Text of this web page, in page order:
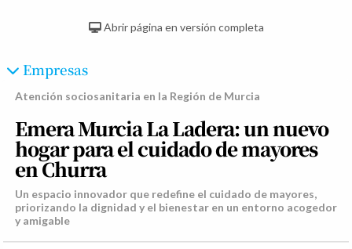
Abrir página en versión completa
Empresas
Atención sociosanitaria en la Región de Murcia
Emera Murcia La Ladera: un nuevo
hogar para el cuidado de mayores
en Churra
Un espacio innovador que redefine el cuidado de mayores,
priorizando la dignidad y el bienestar en un entorno acogedor
y amigable